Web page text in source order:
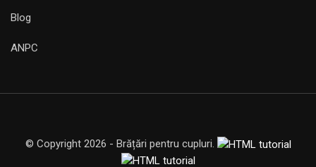
Blog
ANPC
© Copyright 2026 - Brățări pentru cupluri.